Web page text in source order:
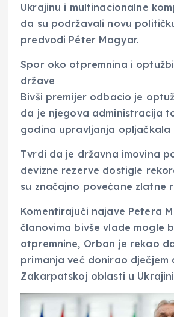
Ukrajinu i multinacionalne
da su podržavali novu
predvodi Péter Magyar.
Spor oko otpremnina i
države
Bivši premijer odbacio je
da je njegova administracija
godina upravljanja opljačkala
Tvrdi da je državna imovina
devizne rezerve dostigle
su značajno povećane zlatne
Komentirajući najave Petera
članovima bivše vlade mogle
otpremnine, Orban je rekao
primanja već donirao dječjem
Zakarpatskoj oblasti u